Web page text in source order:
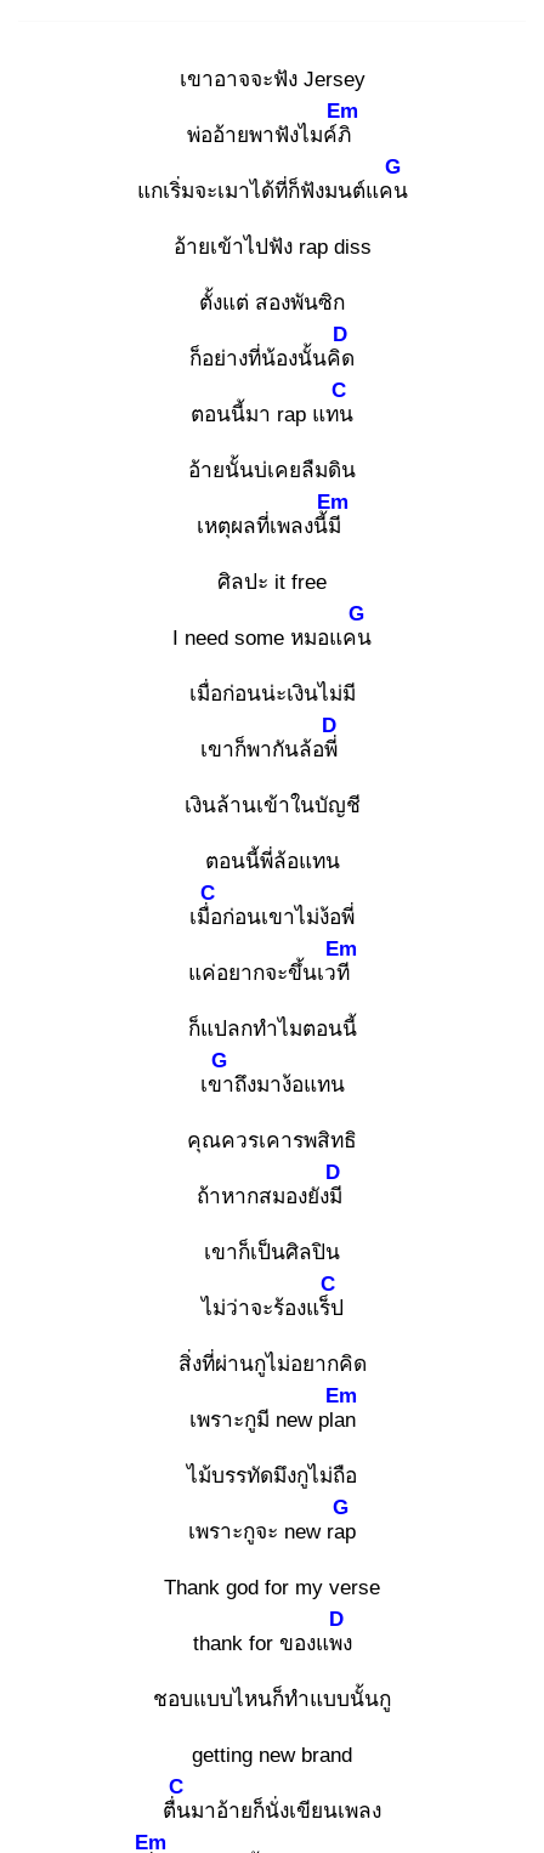
เขาอาจจะฟัง Jersey
พ่ออ้ายพาฟังไมค์ภิ
Em
แกเริ่มจะเมาได้ที่ก็ฟังมนต์แคน
G
อ้ายเข้าไปฟัง rap diss
ตั้งแต่ สองพันซิก
ก็อย่างที่น้องนั้นคิด
D
ตอนนี้มา rap แทน
C
อ้ายนั้นบ่เคยลืมดิน
เหตุผลที่เพลงนี้มี
Em
ศิลปะ it free
I need some หมอแคน
G
เมื่อก่อนน่ะเงินไม่มี
เขาก็พากันล้อพี่
D
เงินล้านเข้าในบัญชี
ตอนนี้พี่ล้อแทน
เมื่อ
C
ก่อนเขาไม่ง้อพี่
แค่อยากจะขึ้นเวที
Em
ก็แปลกทำไมตอนนี้
เขา
G
ถึงมาง้อแทน
คุณควรเคารพสิทธิ
ถ้าหากสมองยังมี
D
เขาก็เป็นศิลปิน
ไม่ว่าจะร้องแร็ป
C
สิ่งที่ผ่านกูไม่อยากคิด
เพราะกูมี new plan
Em
ไม้บรรทัดมึงกูไม่ถือ
เพราะกูจะ new rap
G
Thank god for my verse
thank for ของแพง
D
ชอบแบบไหนก็ทำแบบนั้นกู
getting new brand
ตื่น
C
มาอ้ายก็นั่งเขียนเพลง
Em